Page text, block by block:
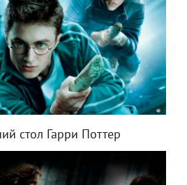
стол Гарри Поттер